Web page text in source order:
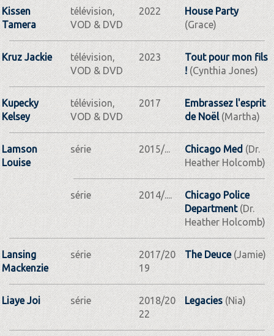
Kissen
Tamera
télévision,
VOD & DVD
2022
House Party
(Grace)
Kruz Jackie
télévision,
VOD & DVD
2023
Tout pour mon fils
!(Cynthia Jones)
Kupecky
Kelsey
télévision,
VOD & DVD
2017
Embrassez l'esprit
de Noël(Martha)
Lamson
Louise
série 2015/... Chicago Med (Dr.
Heather Holcomb)
série 2014/....
Chicago Police
Department(Dr.
Heather Holcomb)
Lansing
Mackenzie
série
2017/20
19
The Deuce(Jamie)
Liaye Joi série
2018/20
22
Legacies(Nia)